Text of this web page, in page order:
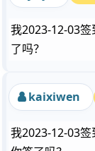
我2023-12-03
了吗？
kaixiwen
我2023-12-03签